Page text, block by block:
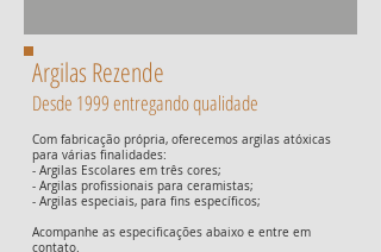
Argilas Rezende
Desde 1999 entregando qualidade
Com fabricação própria, oferecemos argilas atóxicas
para várias finalidades:
- Argilas Escolares em três cores;
- Argilas profissionais para ceramistas;
- Argilas especiais, para fins específicos;
Acompanhe as especificações abaixo e entre em
contato.